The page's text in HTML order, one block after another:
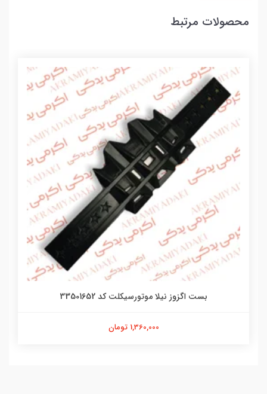
محصولات مرتبط
بست اگزوز نیلا موتورسیکلت کد 33501652
1,360,000 تومان